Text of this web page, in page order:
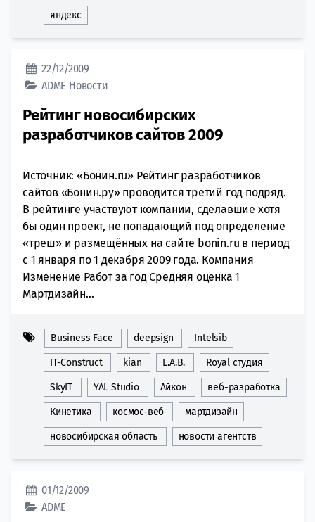
яндекс
22/12/2009
ADME Новости
Рейтинг новосибирских
разработчиков сайтов 2009
Источник: «Бонин.ru» Рейтинг разработчиков
сайтов «Бонин.ру» проводится третий год подряд.
В рейтинге участвуют компании, сделавшие хотя
бы один проект, не попадающий под определение
«треш» и размещённых на сайте bonin.ru в период
с 1 января по 1 декабря 2009 года. Компания
Изменение Работ за год Средняя оценка 1
Мартдизайн...
Business Face deepsign Intelsib
IT-Construct kian L.A.B. Royal студия
SkyIT YAL Studio Айкон веб-разработка
Кинетика космос-веб мартдизайн
новосибирская область новости агентств
01/12/2009
ADME